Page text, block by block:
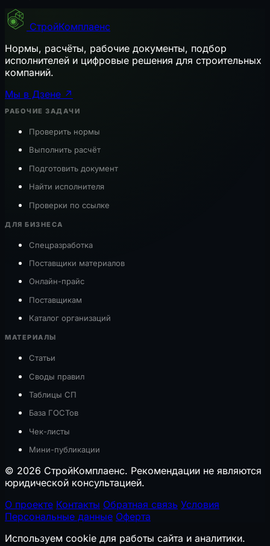
СтройКомплаенс
Нормы, расчёты, рабочие документы, подбор
исполнителей и цифровые решения для строительных
компаний.
Мы в Дзене ↗
РАБОЧИЕ ЗАДАЧИ
Проверить нормы
Выполнить расчёт
Подготовить документ
Найти исполнителя
Проверки по ссылке
ДЛЯ БИЗНЕСА
Спецразработка
Поставщики материалов
Онлайн-прайс
Поставщикам
Каталог организаций
МАТЕРИАЛЫ
Статьи
Своды правил
Таблицы СП
База ГОСТов
Чек-листы
Мини-публикации
© 2026 СтройКомплаенс. Рекомендации не являются
юридической консультацией.
О проекте Контакты Обратная связь Условия
Персональные данные Оферта
Используем cookie для работы сайта и аналитики.